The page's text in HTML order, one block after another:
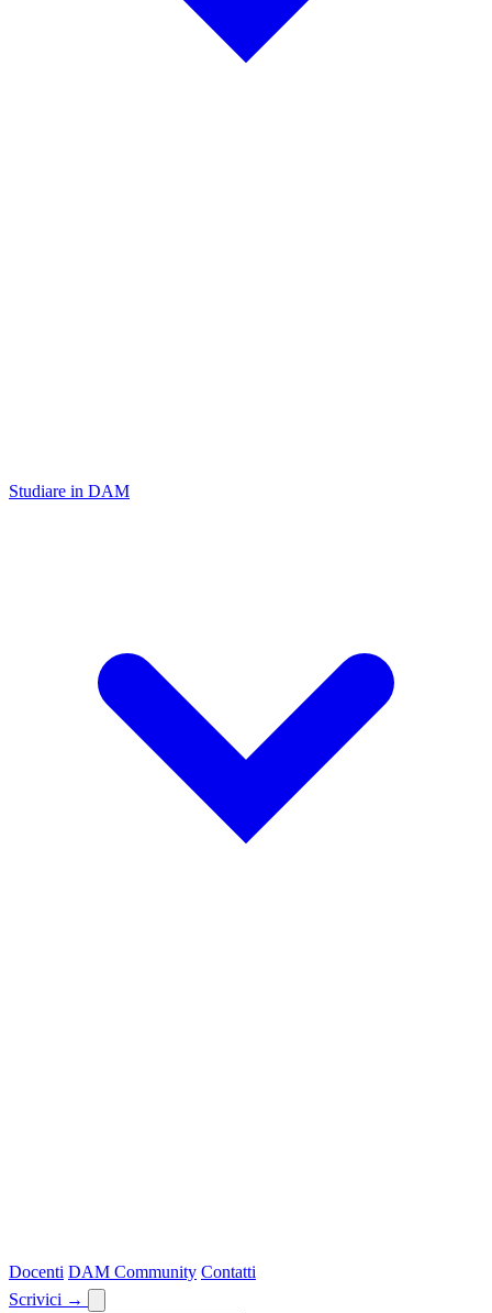
Studiare in DAM
Docenti DAM Community Contatti
Scrivici →